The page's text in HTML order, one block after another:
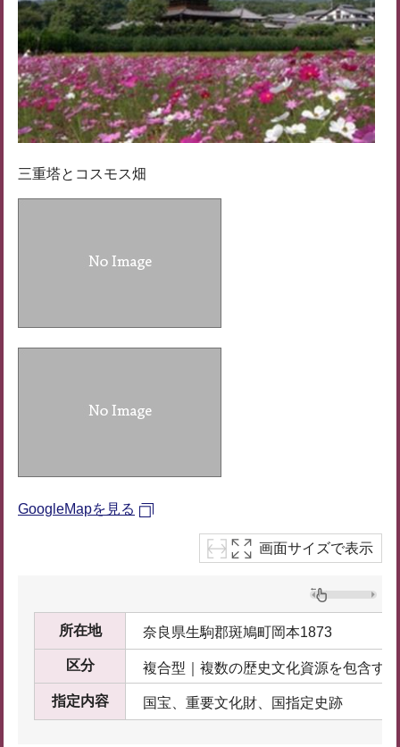
三重塔とコスモス畑
GoogleMapを見る
画面サイズで表示
所在地 奈良県生駒郡斑鳩町岡本1873
区分 複合型｜複数の歴史文化資源を包含す
指定内容 国宝、重要文化財、国指定史跡